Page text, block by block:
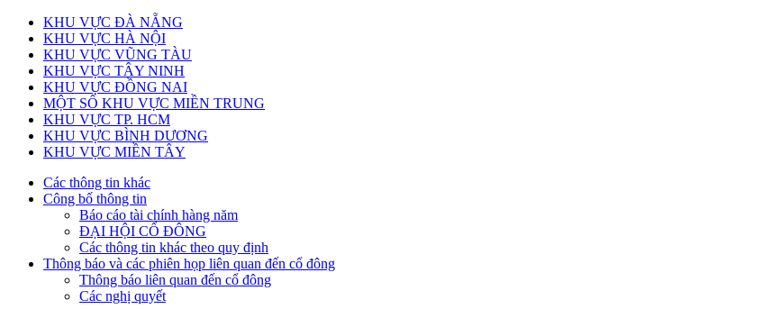
KHU VỰC ĐÀ NẴNG
KHU VỰC HÀ NỘI
KHU VỰC VŨNG TÀU
KHU VỰC TÂY NINH
KHU VỰC ĐỒNG NAI
MỘT SỐ KHU VỰC MIỀN TRUNG
KHU VỰC TP. HCM
KHU VỰC BÌNH DƯƠNG
KHU VỰC MIỀN TÂY
Các thông tin khác
Công bố thông tin
Báo cáo tài chính hàng năm
ĐẠI HỘI CỔ ĐÔNG
Các thông tin khác theo quy định
Thông báo và các phiên họp liên quan đến cổ đông
Thông báo liên quan đến cổ đông
Các nghị quyết